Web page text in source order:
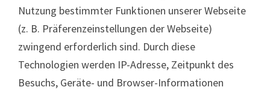
Nutzung bestimmter Funktionen unserer Webseite
(z. B. Präferenzeinstellungen der Webseite)
zwingend erforderlich sind. Durch diese
Technologien werden IP-Adresse, Zeitpunkt des
Besuchs, Geräte- und Browser-Informationen